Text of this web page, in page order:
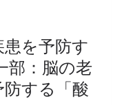
を予防す
部：脳の老
する「酸